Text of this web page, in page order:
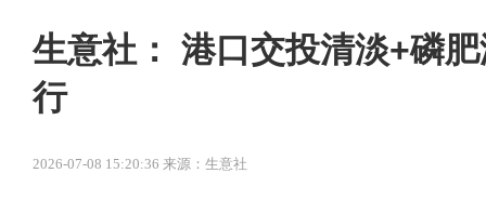
生意社： 港口交投清淡+磷
行
2026-07-08 15:20:36 来源：生意社